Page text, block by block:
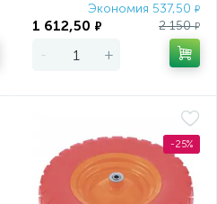
Экономия 537,50 ₽
1 612,50 ₽ 2 150₽
- +
-25%